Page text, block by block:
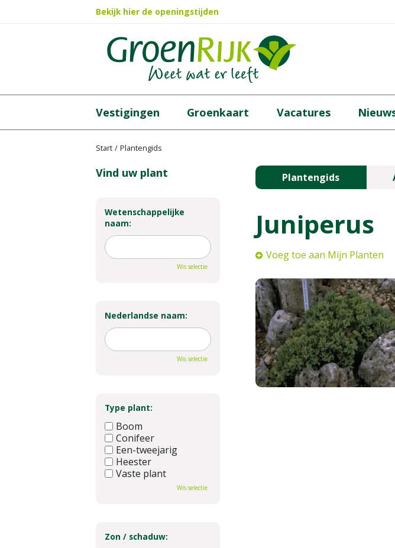
Start Plantengids
Bekijk hier de openingstijden
Vestigingen Groenkaart Vacatures
Plantengids
Juniperus
Voeg toe aan Mijn Planten
Vind uw plant
Wetenschappelijke
naam:
Wis selectie
Nederlandse naam:
Wis selectie
Type plant:
Boom
Conifeer
Een-tweejarig
Heester
Vaste plant
Wis selectie
Zon / schaduw: